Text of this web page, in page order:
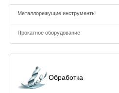
Металлорежущие инструменты
Прокатное оборудование
Обработка